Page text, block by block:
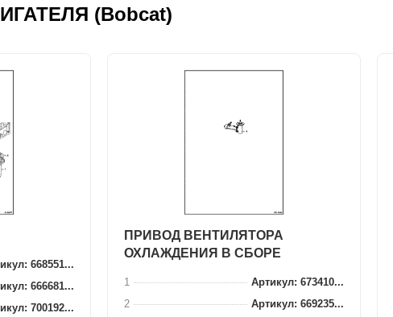
(Bobcat)
668551...
666681...
700192...
ПРИВОД ВЕНТИЛЯТОРА
ОХЛАЖДЕНИЯ В СБОРЕ
1
Артикул: 673410...
2
Артикул: 669235...